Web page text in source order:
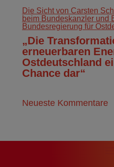
Die Sicht von Carsten
beim Bundeskanzler und
Bundesregierung für
„Die
erneuerbaren
Ostdeutschland
Chance dar“
Neueste Kommentare